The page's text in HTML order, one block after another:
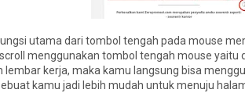
utama dari tombol tengah pada mouse
menggunakan tombol tengah mouse
lembar kerja, maka kamu langsung bisa
kamu jadi lebih mudah untuk menuju